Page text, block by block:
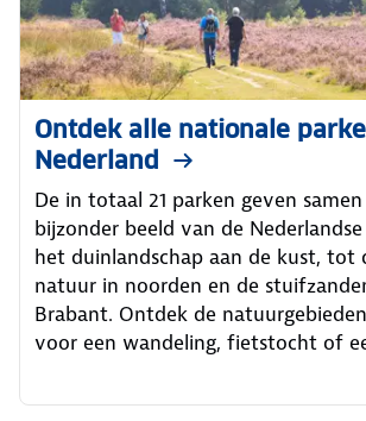
Ontdek alle nationale
Nederland
De in totaal 21 parken geven
bijzonder beeld van de
het duinlandschap aan de kust, tot
natuur in noorden en de
Brabant. Ontdek de
voor een wandeling, fietstocht of